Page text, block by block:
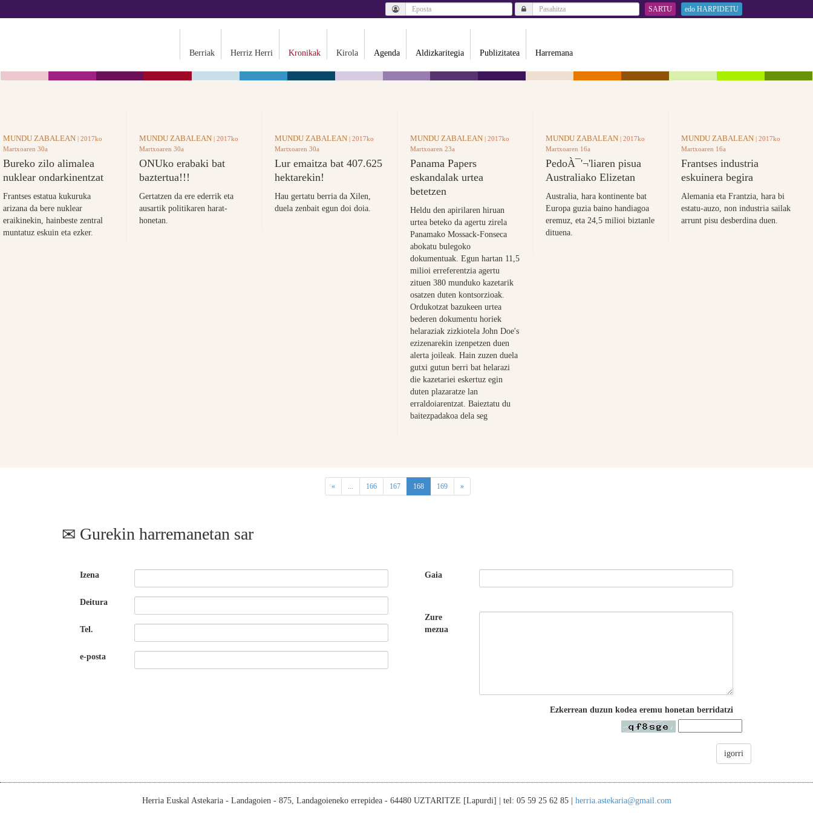
SARTU edo HARPIDETU
Berriak Herriz Herri Kronikak Kirola Agenda Aldizkaritegia Publizitatea Harremana
MUNDU ZABALEAN | 2017ko
Martxoaren 30a
Bureko zilo alimalea
nuklear ondarkinentzat
Frantses estatua kukuruka
arizana da bere nuklear
eraikinekin, hainbeste zentral
muntatuz eskuin eta ezker.
MUNDU ZABALEAN | 2017ko
Martxoaren 30a
ONUko erabaki bat
baztertua!!!
Gertatzen da ere ederrik eta
ausartik politikaren harat-
honetan.
MUNDU ZABALEAN | 2017ko
Martxoaren 30a
Lur emaitza bat 407.625
hektarekin!
Hau gertatu berria da Xilen,
duela zenbait egun doi doia.
MUNDU ZABALEAN | 2017ko
Martxoaren 23a
Panama Papers
eskandalak urtea
betetzen
Heldu den apirilaren hiruan
urtea beteko da agertu zirela
Panamako Mossack-Fonseca
abokatu bulegoko
dokumentuak. Egun hartan 11,5
milioi erreferentzia agertu
zituen 380 munduko kazetarik
osatzen duten kontsorzioak.
Ordukotzat bazukeen urtea
bederen dokumentu horiek
helaraziak zizkiotela John Doe's
ezizenarekin izenpetzen duen
alerta joileak. Hain zuzen duela
gutxi gutun berri bat helarazi
die kazetariei eskertuz egin
duten plazaratze lan
erraldoiarentzat. Baieztatu du
baitezpadakoa dela seg
MUNDU ZABALEAN | 2017ko
Martxoaren 16a
PedoÀ¯'¬'liaren pisua
Australiako Elizetan
Australia, hara kontinente bat
Europa guzia baino handiagoa
eremuz, eta 24,5 milioi biztanle
dituena.
MUNDU ZABALEAN | 2017ko
Martxoaren 16a
Frantses industria
eskuinera begira
Alemania eta Frantzia, hara bi
estatu-auzo, non industria sailak
arrunt pisu desberdina duen.
« ... 166 167 168(current)
169 »
Gurekin harremanetan sar
Izena
Deitura
Tel.
e-posta
Gaia
Zure
mezua
Ezkerrean duzun kodea eremu honetan berridatzi
igorri
Herria Euskal Astekaria - Landagoien - 875, Landagoieneko errepidea - 64480 UZTARITZE [Lapurdi] | tel: 05 59 25 62 85 | herria.astekaria@gmail.com